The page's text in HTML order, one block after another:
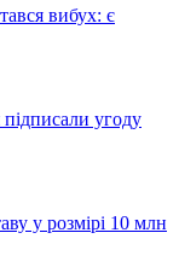
вибух: є
угоду
у розмірі 10 млн